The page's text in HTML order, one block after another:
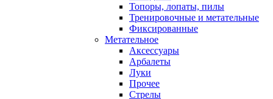
Топоры, лопаты, пилы
Тренировочные и метательные
Фиксированные
Метательное
Аксессуары
Арбалеты
Луки
Прочее
Стрелы